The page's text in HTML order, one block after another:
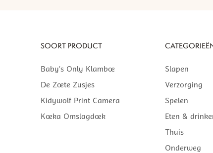
SOORT PRODUCT
Baby’s Only Klamboe
De Zoete Zusjes
Kidywolf Print Camera
Koeka Omslagdoek
Slapen
Verzorging
Spelen
Eten &
Thuis
Onderweg